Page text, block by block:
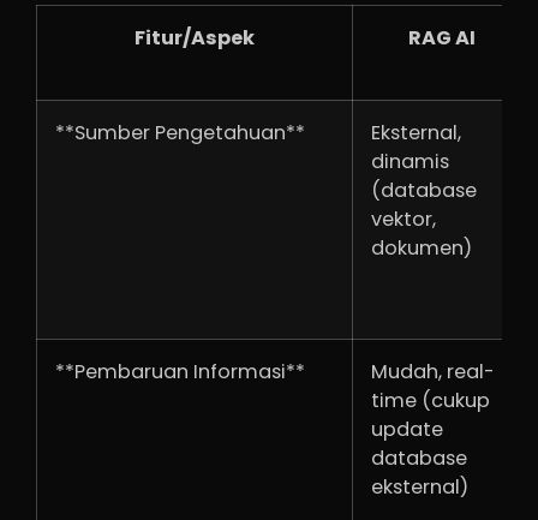
Fitur/Aspek RAG AI
**Sumber Pengetahuan**
Eksternal,
dinamis
(database
vektor,
dokumen)
**Pembaruan Informasi**
Mudah, real-
time (cukup
update
database
eksternal)